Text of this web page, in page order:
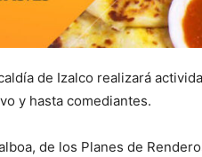
de Izalco realizará
y hasta comediantes.
de los Planes de